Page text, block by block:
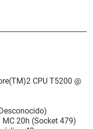
CPU T5200 @
20h (Socket 479)